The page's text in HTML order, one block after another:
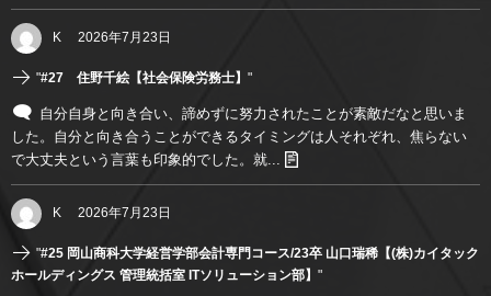
K 2026年7月23日
"#27 住野千絵【社会保険労務士】 "
自分自身と向き合い、諦めずに努力されたことが素敵だなと思いま
した。自分と向き合うことができるタイミングは人それぞれ、焦らない
で大丈夫という言葉も印象的でした。就...
K 2026年7月23日
"#25 岡山商科大学経営学部会計専門コース/23卒 山口瑞稀【(株)カイタック
ホールディングス 管理統括室 ITソリューション部】 "